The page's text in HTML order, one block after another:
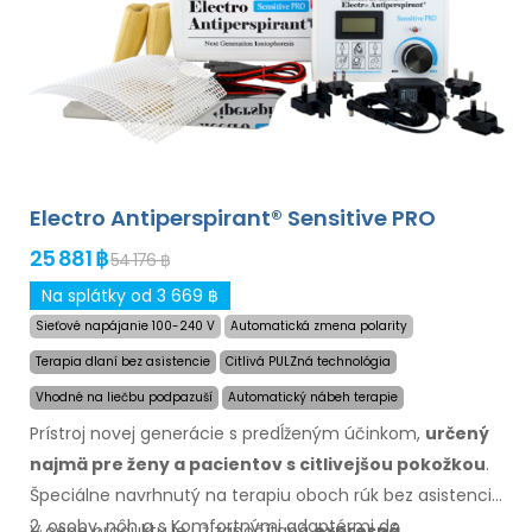
Electro Antiperspirant® Sensitive PRO
25 881 ฿54 176 ฿
Na splátky od 3 669 ฿
Sieťové napájanie 100-240 V
Automatická zmena polarity
Terapia dlaní bez asistencie
Citlivá PULZná technológia
Vhodné na liečbu podpazuší
Automatický nábeh terapie
Prístroj novej generácie s predĺženým účinkom, určený
najmä pre ženy a pacientov s citlivejšou pokožkou.
Špeciálne navrhnutý na terapiu oboch rúk bez asistencie
2. osoby, nôha s Komfortnýmiadaptérmido